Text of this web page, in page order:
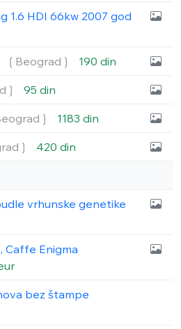
1.6 HDI 66kw 2007 god
❲Beograd❳ 190 din
95 din
1183 din
420 din
vrhunske genetike
Caffe Enigma
bez štampe